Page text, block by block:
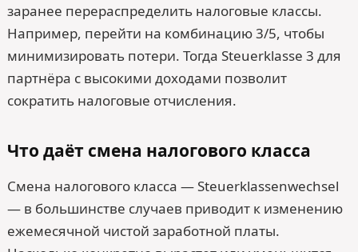
заранее перераспределить налоговые классы.
Например, перейти на комбинацию 3/5, чтобы
минимизировать потери. Тогда Steuerklasse 3 для
партнёра с высокими доходами позволит
сократить налоговые отчисления.
Что даёт смена налогового класса
Смена налогового класса — Steuerklassenwechsel
— в большинстве случаев приводит к изменению
ежемесячной чистой заработной платы.